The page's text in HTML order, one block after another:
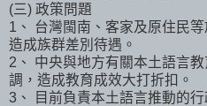
(三) 政策問題
1、 台灣閩南、客家及原住民
造成族群差別待遇。
2、 中央與地方有關本土語言
調，造成教育成效大打折扣。
3、 目前負責本土語言推動的